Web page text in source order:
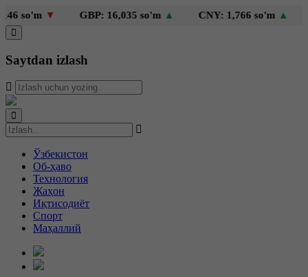
so'm▼ GBP: 16,035 so'm▲ CNY: 1,766 so'm▲
Saytdan izlash
Ўзбекистон
Об-ҳаво
Технология
Жаҳон
Иқтисодиёт
Спорт
Маҳаллий